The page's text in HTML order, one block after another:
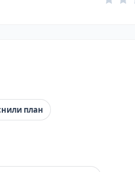
план